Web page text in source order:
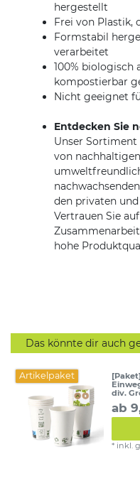
hergestellt
Frei von Plastik,
Formstabil
verarbeitet
100% biologisch
kompostierbar
Nicht geeignet
Entdecken Sie
Unser
von
den privaten
Vertrauen Sie
hohe
Das könnte dir auch
Artikelpaket
div.
ab
* inkl.